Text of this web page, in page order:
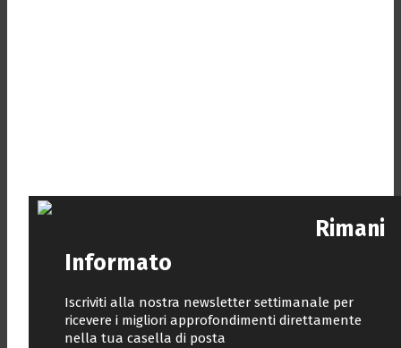
Rimani
Informato
Iscriviti alla nostra newsletter settimanale per
ricevere i migliori approfondimenti direttamente
nella tua casella di posta